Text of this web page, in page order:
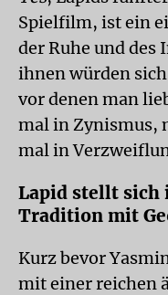
Spielfilm, ist ein
der Ruhe und des
ihnen würden
vor denen man
mal in Zynismus,
mal in
Lapid stellt sich
Tradition mit
Kurz bevor
mit einer reichen